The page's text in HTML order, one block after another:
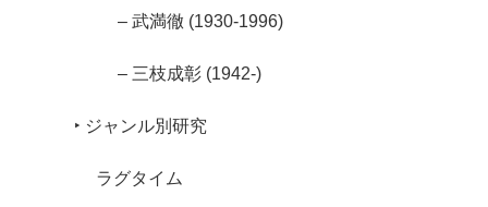
– 武満徹 (1930-1996)
– 三枝成彰 (1942-)
‣ ジャンル別研究
ラグタイム